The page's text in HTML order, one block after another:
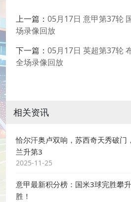
上一篇： 05月17日 意甲第37轮
场录像回放
下一篇： 05月17日 英超第37轮
全场录像回放
相关资讯
恰尔汗奥卢双响，苏西奇天秀破门
兰升第3
2025-11-25
意甲最新积分榜：国米3球完胜攀
胜！